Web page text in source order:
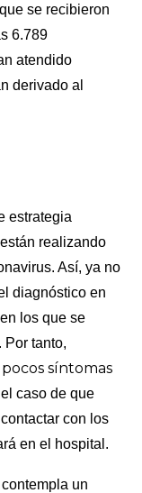
se recibieron
6.789
atendido
derivado al
estrategia
realizando
Así, ya no
diagnóstico en
los que se
tanto,
síntomas
caso de que
con los
en el hospital.
un